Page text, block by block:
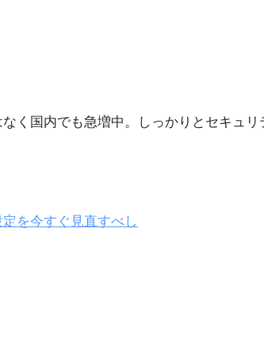
く国内でも急増中。しっかりとセキュリ
を今すぐ見直すべし